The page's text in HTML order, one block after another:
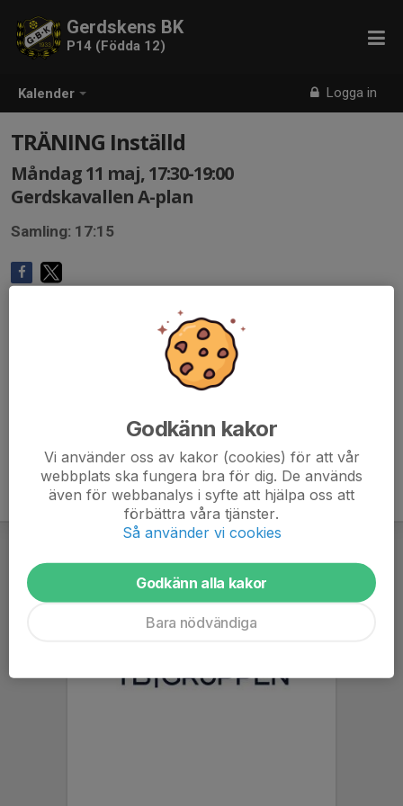
Kalender Logga in
Gerdskens BK
P14 (Födda 12)
TRÄNING Inställd
Måndag 11 maj, 17:30-19:00
Gerdskavallen A-plan
Samling: 17:15
Godkänn kakor
Vi använder oss av kakor (cookies) för att vår
webbplats ska fungera bra för dig. De används
även för webbanalys i syfte att hjälpa oss att
förbättra våra tjänster.
Så använder vi cookies
Godkänn alla kakor
Bara nödvändiga